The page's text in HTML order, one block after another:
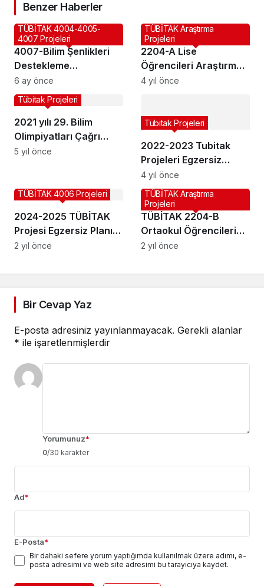
Benzer Haberler
4007-Bilim Şenlikleri
Destekleme
Programı’nın 11. Dönem
Çağrısı Yayınlandı
TÜBİTAK 4004-4005-
4007 Projeleri
6 ay önce
2204-A Lise
Öğrencileri Araştırma
Projeleri Yarışması’nın
ve Proje Rehberi
Yayınlandı
TÜBİTAK Araştırma
Projeleri
4 yıl önce
2021 yılı 29. Bilim
Olimpiyatları Çağrı
Duyurusu
Tübitak Projeleri
5 yıl önce
2022-2023 Tubitak
Projeleri Egzersiz
Çalışmaları Planları –
Devam Devamsızlık
Çizelgesi- Kurs Defteri
Tübitak Projeleri
4 yıl önce
2024-2025 TÜBİTAK
Projesi Egzersiz Planı
ve Evrakları
TÜBİTAK 4006 Projeleri
2 yıl önce
TÜBİTAK 2204-B
Ortaokul Öğrencileri
Araştırma Projeleri
TÜBİTAK Araştırma
Projeleri
2 yıl önce
Bir Cevap Yaz
E-posta adresiniz yayınlanmayacak. Gerekli alanlar
* ile işaretlenmişlerdir
Yorumunuz*
0/30 karakter
Ad*
E-Posta*
Bir dahaki sefere yorum yaptığımda kullanılmak üzere adımı, e-
posta adresimi ve web site adresimi bu tarayıcıya kaydet.